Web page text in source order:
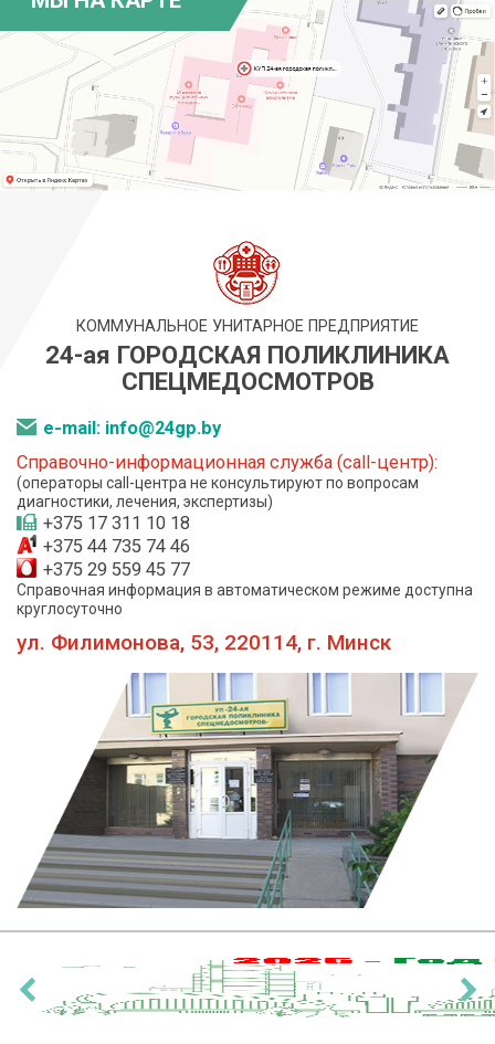
КОММУНАЛЬНОЕ УНИТАРНОЕ ПРЕДПРИЯТИЕ
24-ая ГОРОДСКАЯ ПОЛИКЛИНИКА
СПЕЦМЕДОСМОТРОВ
e-mail: info@24gp.by
Справочно-информационная служба (call-центр):
(операторы call-центра не консультируют по вопросам
диагностики, лечения, экспертизы)
+375 17 311 10 18
+375 44 735 74 46
+375 29 559 45 77
Справочная информация в автоматическом режиме доступна
круглосуточно
ул. Филимонова, 53, 220114, г. Минск
‹ ›